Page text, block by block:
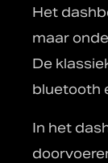
Het
maar
De
bluetooth
In het